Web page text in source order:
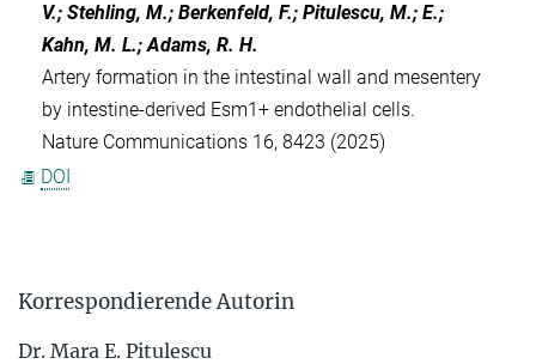
V.; Stehling, M.; Berkenfeld, F.; Pitulescu, M.; E.;
Kahn, M. L.; Adams, R. H.
Artery formation in the intestinal wall and mesentery
by intestine-derived Esm1+ endothelial cells.
Nature Communications 16, 8423 (2025)
DOI
Korrespondierende Autorin
Dr. Mara E. Pitulescu